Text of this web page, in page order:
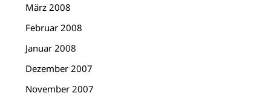
März 2008
Februar 2008
Januar 2008
Dezember 2007
November 2007